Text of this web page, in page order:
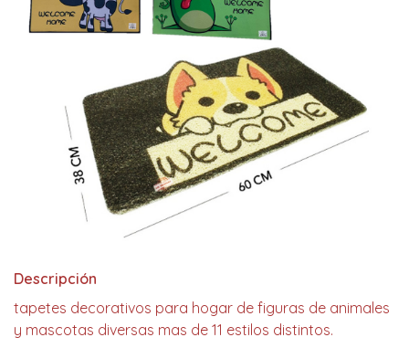
Descripción
tapetes decorativos para hogar de figuras de animales
y mascotas diversas mas de 11 estilos distintos.